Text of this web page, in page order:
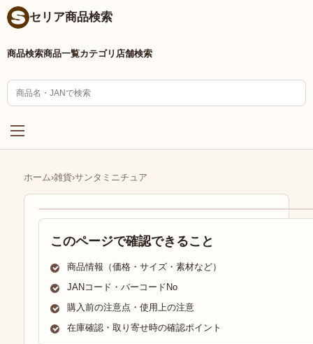
セリア商品検索
商品検索商品一覧カテゴリ 店舗検索
ホーム›雑貨›サンタミニチュア
このページで確認できること
商品情報（価格・サイズ・素材など）
JANコード・バーコードNo
購入前の注意点・使用上の注意
在庫確認・取り寄せ時の確認ポイント